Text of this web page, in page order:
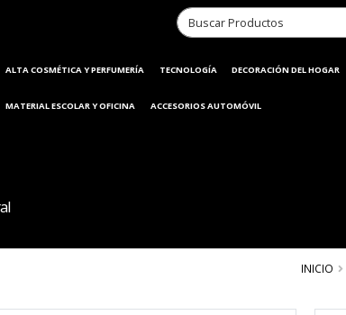
ALTA COSMÉTICA Y PERFUMERÍA TECNOLOGÍA DECORACIÓN DEL HOGAR
MATERIAL ESCOLAR Y OFICINA ACCESORIOS AUTOMÓVIL
INICIO